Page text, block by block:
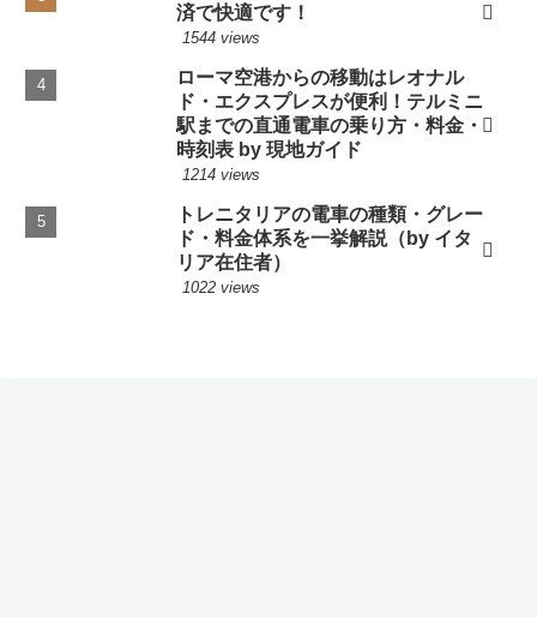
済で快適です！
1544 views
ローマ空港からの移動はレオナル
ド・エクスプレスが便利！テルミニ
駅までの直通電車の乗り方・料金・
時刻表 by 現地ガイド
1214 views
トレニタリアの電車の種類・グレー
ド・料金体系を一挙解説（by イタ
リア在住者）
1022 views